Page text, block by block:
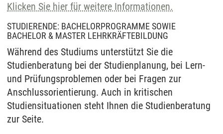
Klicken Sie hier für weitere Informationen.
STUDIERENDE: BACHELORPROGRAMME SOWIE
BACHELOR & MASTER LEHRKRÄFTEBILDUNG
Während des Studiums unterstützt Sie die
Studienberatung bei der Studienplanung, bei Lern-
und Prüfungsproblemen oder bei Fragen zur
Anschlussorientierung. Auch in kritischen
Studiensituationen steht Ihnen die Studienberatung
zur Seite.